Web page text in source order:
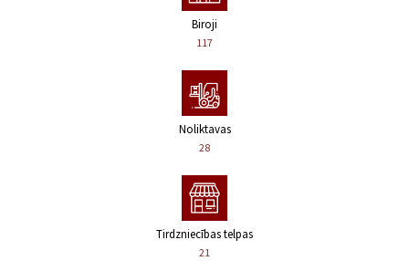
Biroji
117
Noliktavas
28
Tirdzniecības telpas
21